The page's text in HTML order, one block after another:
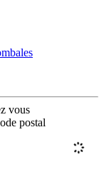
vous
postal